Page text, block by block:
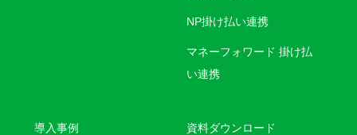
NP掛け払い連携
マネーフォワード 掛け払
い連携
導入事例 資料ダウンロード